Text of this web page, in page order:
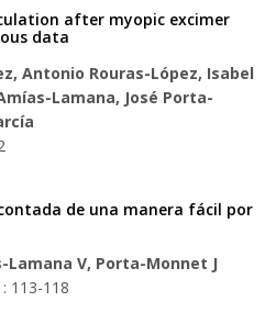
after myopic excimer
data
Antonio Rouras-López, Isabel
Lamana, José Porta-
de una manera fácil por
Lamana V, Porta-Monnet J
113-118